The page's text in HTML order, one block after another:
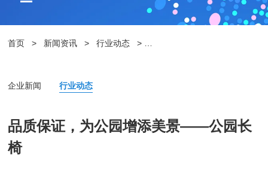
首页 > 新闻资讯 > 行业动态 >
企业新闻 行业动态
品质保证，为公园增添美景——公园长
椅